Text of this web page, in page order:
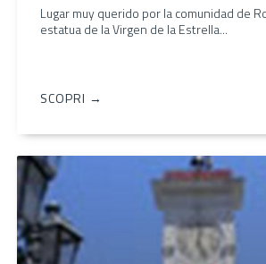
Lugar muy querido por la comunidad de
estatua de la Virgen de la Estrella...
SCOPRI →